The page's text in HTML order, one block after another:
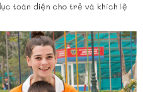
toàn diện cho trẻ và khích lệ